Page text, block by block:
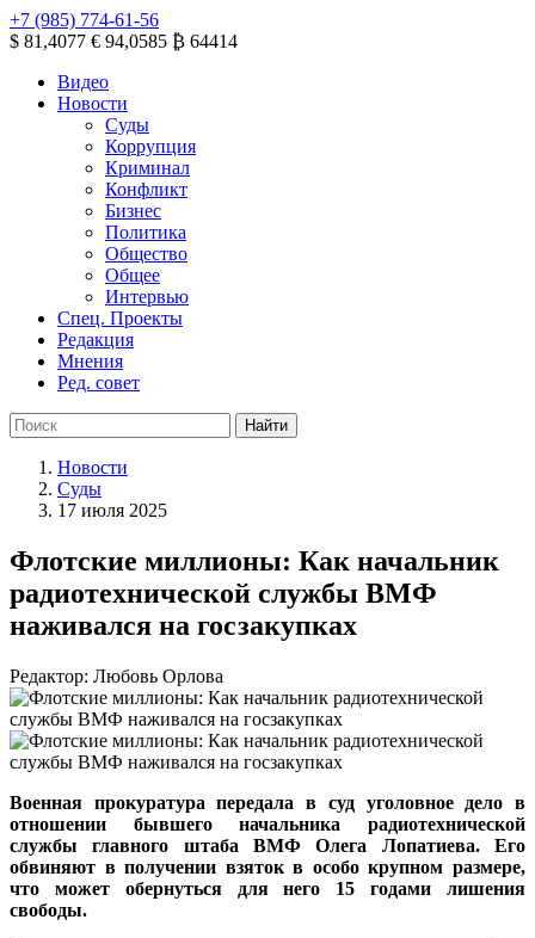
+7 (985) 774-61-56
$ 81,4077 € 94,0585 ₿ 64414
Видео
Новости
Суды
Коррупция
Криминал
Конфликт
Бизнес
Политика
Общество
Общее
Интервью
Спец. Проекты
Редакция
Мнения
Ред. совет
Новости
Суды
17 июля 2025
Флотские миллионы: Как начальник
радиотехнической службы ВМФ
наживался на госзакупках
Редактор: Любовь Орлова
Военная прокуратура передала в суд уголовное дело в
отношении бывшего начальника радиотехнической
службы главного штаба ВМФ Олега Лопатиева. Его
обвиняют в получении взяток в особо крупном размере,
что может обернуться для него 15 годами лишения
свободы.